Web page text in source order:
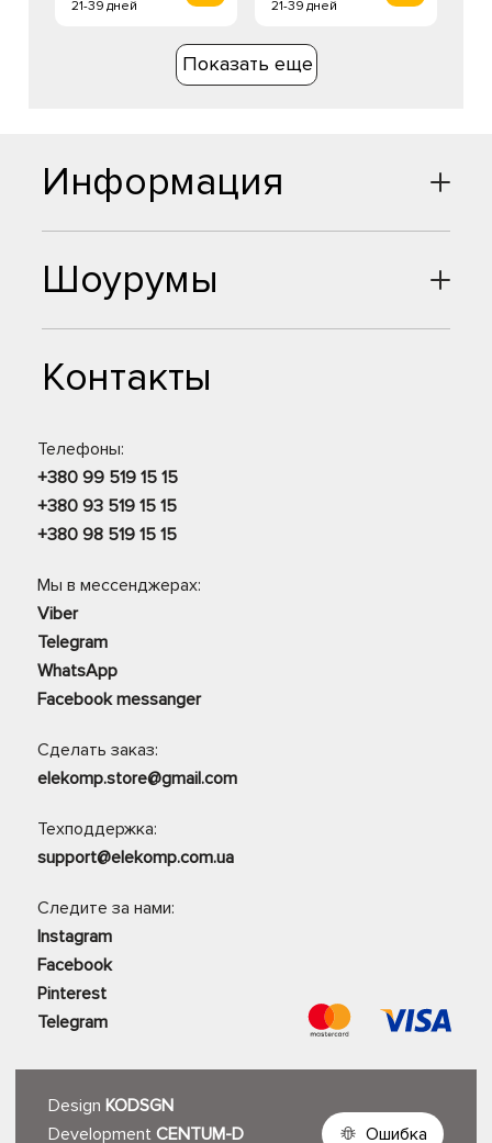
21-39 дней
21-39 дней
Показать еще
Шоурумы
Контакты
Телефоны:
+380 99 519 15 15
+380 93 519 15 15
+380 98 519 15 15
Мы в мессенджерах:
Viber
Telegram
WhatsApp
Facebook messanger
Сделать заказ:
elekomp.store@gmail.com
Техподдержка:
support@elekomp.com.ua
Следите за нами:
Instagram
Facebook
Pinterest
Telegram
Информация
Design KODSGN
Development CENTUM-D Ошибка